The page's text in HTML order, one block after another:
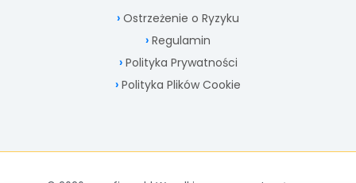
Ostrzeżenie o Ryzyku
Regulamin
Polityka Prywatności
Polityka Plików Cookie